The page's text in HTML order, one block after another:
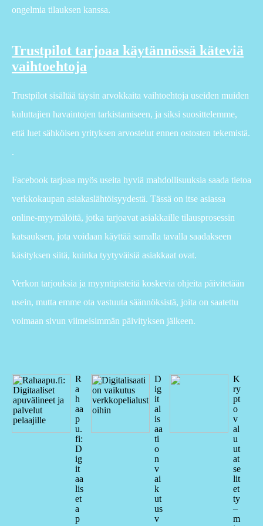
ongelmia tilauksen kanssa.
Trustpilot tarjoaa käytännössä käteviä
vaihtoehtoja
Trustpilot sisältää täysin arvokkaita vaihtoehtoja useiden muiden
kuluttajien havaintojen tarkistamiseen, ja siksi suosittelemme,
että luet sähköisen yrityksen arvostelut ennen ostosten tekemistä.
.
Facebook tarjoaa myös useita hyviä mahdollisuuksia saada tietoa
verkkokaupan asiakaslähtöisyydestä. Tässä on itse asiassa
online-myymälöitä, jotka tarjoavat asiakkaille tilausprosessin
katsauksen, jota voidaan käyttää samalla tavalla saadakseen
käsityksen siitä, kuinka tyytyväisiä asiakkaat ovat.
Verkon tarjouksia ja myyntipisteitä koskevia ohjeita päivitetään
usein, mutta emme ota vastuuta säännöksistä, joita on saatettu
voimaan sivun viimeisimmän päivityksen jälkeen.
R
a
h
aa
p
u.
fi:
D
ig
it
aa
lis
et
a
p
D
ig
it
al
is
aa
ti
o
n
v
ai
k
ut
us
v
K
ry
pt
o
v
al
u
ut
at
se
lit
et
ty
–
m